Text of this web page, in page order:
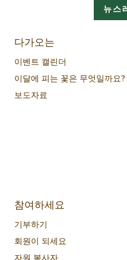
뉴스
다가오는
이벤트 캘린더
이달에 피는 꽃은 무엇일까요?
보도자료
참여하세요
기부하기
회원이 되세요